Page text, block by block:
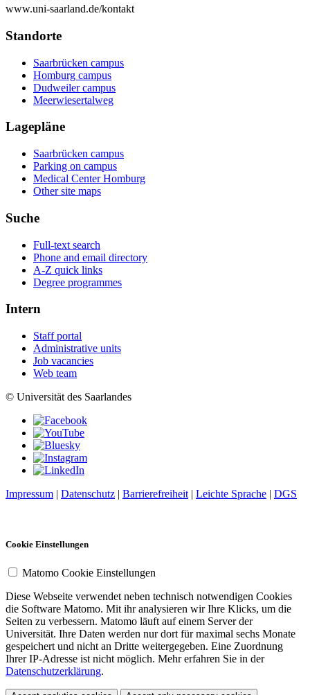
www.uni-saarland.de/kontakt
Standorte
Saarbrücken campus
Homburg campus
Dudweiler campus
Meerwiesertalweg
Lagepläne
Saarbrücken campus
Parking on campus
Medical Center Homburg
Other site maps
Suche
Full-text search
Phone and email directory
A-Z quick links
Degree programmes
Intern
Staff portal
Administrative units
Job vacancies
Web team
© Universität des Saarlandes
Impressum | Datenschutz | Barrierefreiheit | Leichte Sprache | DGS
Cookie Einstellungen
Matomo Cookie Einstellungen
Diese Webseite verwendet neben technisch notwendigen Cookies
die Software Matomo. Mit ihr analysieren wir Ihre Klicks, um die
Seiten zu verbessern. Matomo läuft auf einem Server der
Universität. Ihre Daten werden nur dort für maximal sechs Monate
gespeichert und nicht an Dritte weitergegeben. Eine Zuordnung
Ihrer IP-Adresse ist nicht möglich. Mehr erfahren Sie in der
Datenschutzerklärung.